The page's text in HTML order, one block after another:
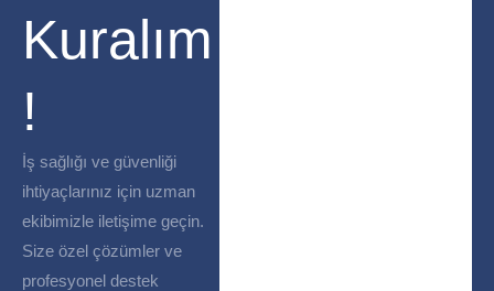
Kuralım
!
İş sağlığı ve güvenliği
ihtiyaçlarınız için uzman
ekibimizle iletişime geçin.
Size özel çözümler ve
profesyonel destek